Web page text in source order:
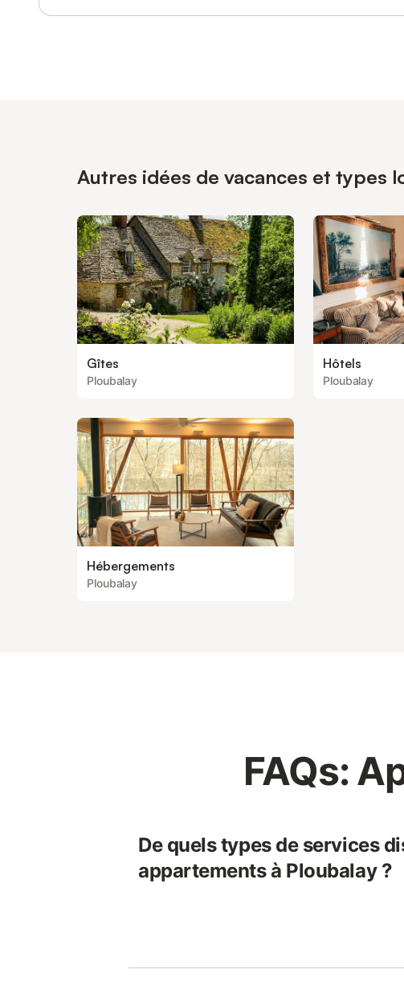
Autres idées de vacances et types
Gîtes
Ploubalay
Hôtels
Ploubalay
Hébergements
Ploubalay
FAQs:
De quels types de services
appartements à Ploubalay ?